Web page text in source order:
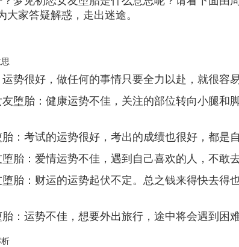
家答疑解惑，走出迷途。
很好，做任何的事情只要全力以赴，就很容易
胎：健康运势不佳，关注的部位转向小腿和
考试的运势很好，考出的成绩也很好，都是自
：爱情运势不佳，遇到自己喜欢的人，不敢去
：财运的运势起伏不定。总之钱来得快去得
运势不佳，想要外出旅行，途中将会遇到困难